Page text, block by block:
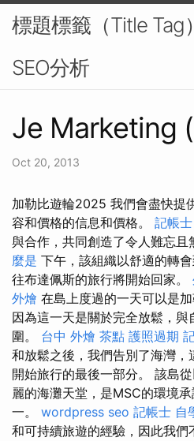
標題標籤（Title Tag
SEO分析
Je Marketing
Oct 20, 2013
加勒比遊輪2025 我們會盡快提
容和價格的信息和價格。 記帳
與合作，共同創造了令人難忘且
麼是 下午，該組織以舒適的轉
往布達佩斯的旅行將開始回家。
外燴 在島上度過的一天可以是
因為這一天是關於完全放鬆，
圍。 台中 外燴 茶點 護照過期
和放鬆之後，我們告別了海灣
開始旅行的最後一部分。 該島
麗的海灘天堂，是MSC的環境
一。 wordpress seo 記帳士 自
和可持續旅遊的經驗，因此我